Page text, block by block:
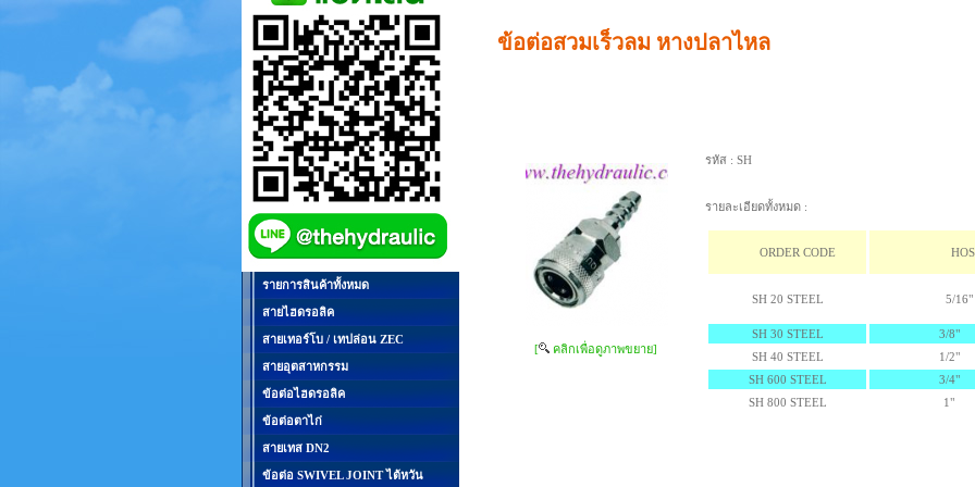
รายการสินค้าทั้งหมด
สายไฮดรอลิค
สายเทอร์โบ / เทปล่อน ZEC
สายอุตสาหกรรม
ข้อต่อไฮดรอลิค
ข้อต่อตาไก่
สายเทส DN2
ข้อต่อ SWIVEL JOINT ไต้หวัน
ข้อต่อสวมเร็วลม หางปลาไหล
[ คลิกเพื่อดูภาพขยาย]
รหัส : SH
รายละเอียดทั้งหมด :
ORDER CODE
SH 20 STEEL 5/16"
SH 30 STEEL
3/8"
SH 40 STEEL
1/2"
SH 600 STEEL
3/4"
SH 800 STEEL
1"